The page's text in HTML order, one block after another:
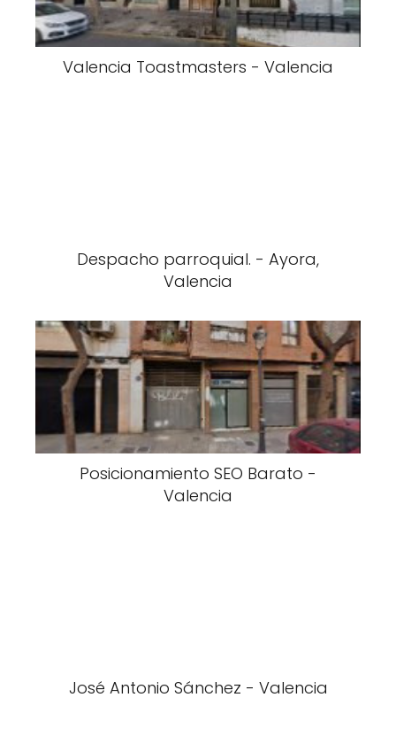
Valencia Toastmasters - Valencia
Despacho parroquial. - Ayora,
Valencia
Posicionamiento SEO Barato -
Valencia
José Antonio Sánchez - Valencia